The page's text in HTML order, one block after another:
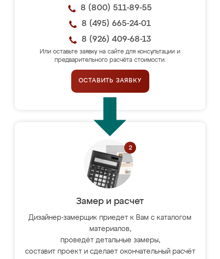
8 (800) 511-89-55
8 (495) 665-24-01
8 (926) 409-68-13
Или оставьте заявку на сайте для консультации и
предварительного расчёта стоимости.
ОСТАВИТЬ ЗАЯВКУ
Замер и расчет
Дизайнер-замерщик приедет к Вам с каталогом
материалов,
проведёт детальные замеры,
составит проект и сделает окончательный расчёт